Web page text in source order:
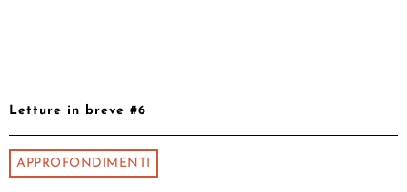
Letture in breve #6
APPROFONDIMENTI